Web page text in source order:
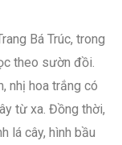
Bá Trúc, trong
theo sườn đồi.
nhị hoa trắng có
từ xa. Đồng thời,
lá cây, hình bầu